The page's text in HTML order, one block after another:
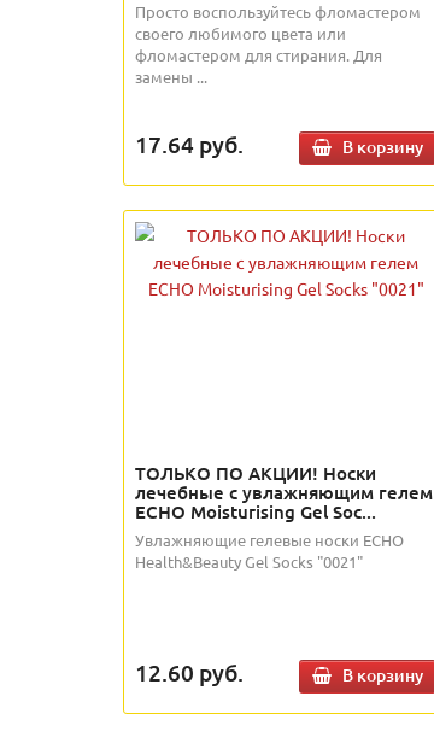
Просто воспользуйтесь фломастером
своего любимого цвета или
фломастером для стирания. Для
замены ...
17.64 руб. В корзину
ТОЛЬКО ПО АКЦИИ! Носки
лечебные с увлажняющим гелем
ECHO Moisturising Gel Soc...
Увлажняющие гелевые носки ECHO
Health&Beauty Gel Socks "0021"
12.60 руб. В корзину